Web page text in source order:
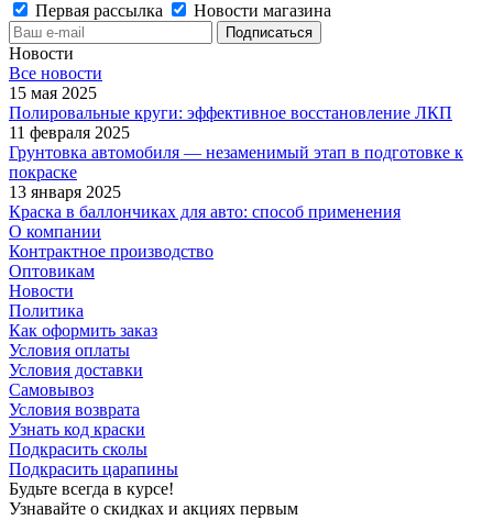
Первая рассылка
Новости магазина
Новости
Все новости
15 мая 2025
Полировальные круги: эффективное восстановление ЛКП
11 февраля 2025
Грунтовка автомобиля — незаменимый этап в подготовке к
покраске
13 января 2025
Краска в баллончиках для авто: способ применения
О компании
Контрактное производство
Оптовикам
Новости
Политика
Как оформить заказ
Условия оплаты
Условия доставки
Самовывоз
Условия возврата
Узнать код краски
Подкрасить сколы
Подкрасить царапины
Будьте всегда в курсе!
Узнавайте о скидках и акциях первым